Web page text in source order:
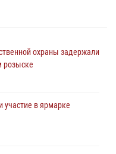
охраны задержали
розыске
в ярмарке